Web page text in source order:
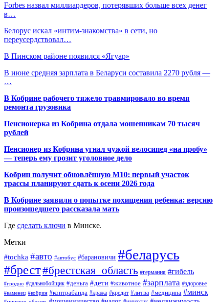
Forbes назвал миллиардеров, потерявших больше всех денег
в…
Белорус искал «интим-знакомства» в сети, но
переусердствовал…
В Пинском районе появился «Ягуар»
В июне средняя зарплата в Беларуси составила 2270 рубля —
…
В Кобрине рабочего тяжело травмировало во время
ремонта грузовика
Пенсионерка из Кобрина отдала мошенникам 70 тысяч
рублей
Пенсионер из Кобрина угнал чужой велосипед «на пробу»
— теперь ему грозит уголовное дело
Кобрин получит обновлённую М10: первый участок
трассы планируют сдать к осени 2026 года
В Кобрине заявили о попытке похищения ребенка: версию
произошедшего рассказала мать
Где сделать ключи в Минске.
Метки
#tochka #авто #автобус #барановичи #беларусь
#брест#брестская_область #германия #гибель
#гродно #дальнобойщик #деньга #дети #животное #зарплата #здоровье
#каменец #кобрин #контрабанда #кража #кредит #литва #медицина #минск